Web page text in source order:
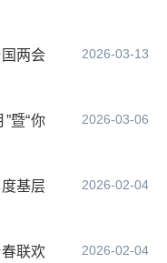
两会
2026-03-13
暨“你
2026-03-06
基层
2026-02-04
联欢
2026-02-04